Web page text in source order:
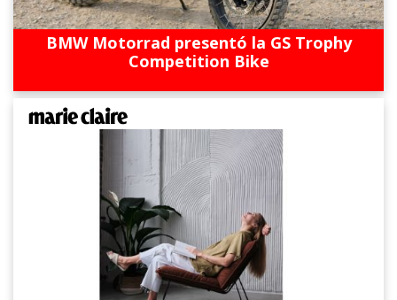
BMW Motorrad presentó la GS Trophy
Competition Bike